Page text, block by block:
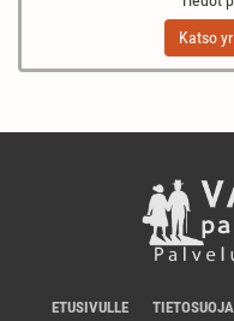
Katso
ETUSIVULLE